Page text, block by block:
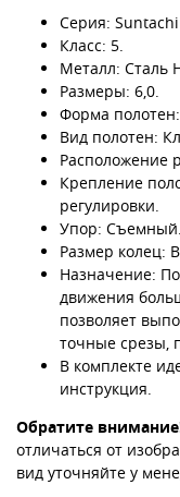
Серия: Suntachi
Класс: 5.
Металл: Сталь
Размеры: 6,0.
Форма
Вид полотен:
Расположение
Крепление
регулировки.
Упор: Съемный.
Размер колец:
Назначение:
движения
позволяет
точные срезы,
В комплекте
инструкция.
Обратите
отличаться от
вид уточняйте у